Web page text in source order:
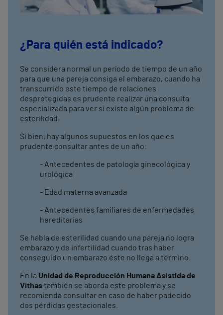
¿Para quién está indicado?
Se considera normal un período de tiempo de un año
para que una pareja consiga el embarazo, cuando ha
transcurrido este tiempo de relaciones
desprotegidas es prudente realizar una consulta
especializada para ver si existe algún problema de
esterilidad.
Si bien, hay algunos supuestos en los que es
prudente consultar antes de un año:
- Antecedentes de patología ginecológica y
urológica
- Edad materna avanzada
- Antecedentes familiares de enfermedades
hereditarias
Se habla de esterilidad cuando una pareja no logra
embarazo y de infertilidad cuando tras haber
conseguido un embarazo éste no llega a término.
En la Unidad de Reproducción Humana Asistida de
Vithastambién se aborda este problema y se
recomienda consultar en caso de haber padecido
dos pérdidas gestacionales.